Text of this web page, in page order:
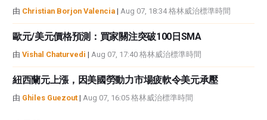
由 Christian Borjon Valencia | Aug 07, 18:34 格林威治標準時間
歐元/美元價格預測：買家關注突破100日SMA
由 Vishal Chaturvedi | Aug 07, 17:40 格林威治標準時間
紐西蘭元上漲，因美國勞動力市場疲軟令美元承壓
由 Ghiles Guezout | Aug 07, 16:05 格林威治標準時間